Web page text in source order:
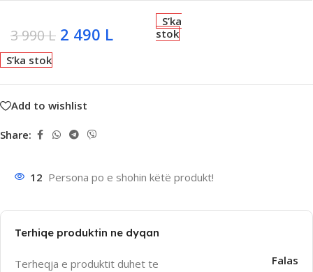
3 990L 2 490 L
S’ka
stok
S’ka stok
Add to wishlist
Share:
12 Persona po e shohin këtë produkt!
Terhiqe produktin ne dyqan
Terheqja e produktit duhet te
Falas